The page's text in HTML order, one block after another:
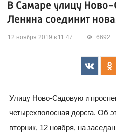
В Самаре улицу
Ленина соединит
12 ноября 2019 в 11:47 6692
Улицу Ново-Садовую и
четырехполосная дорога. Об
вторник, 12 ноября, на